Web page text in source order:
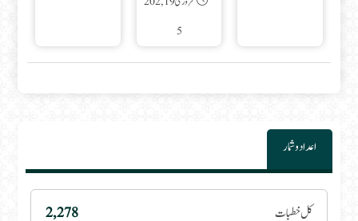
5
اعداد و شمار
کل خطبات
2,278